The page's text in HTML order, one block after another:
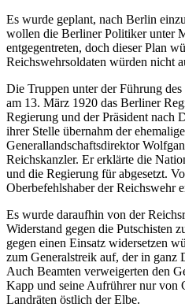
Es wurde geplant, nach Berlin
wollen die Berliner Politiker unter
entgegentreten, doch dieser Plan
Reichswehrsoldaten würden nicht
Die Truppen unter der Führung
am 13. März 1920 das Berliner
Regierung und der Präsident nach
ihrer Stelle übernahm der
Generallandschaftsdirektor
Reichskanzler. Er erklärte die
und die Regierung für abgesetzt.
Oberbefehlshaber der Reichswehr
Es wurde daraufhin von der
Widerstand gegen die Putschisten
gegen einen Einsatz widersetzen
zum Generalstreik auf, der in ganz
Auch Beamten verweigerten den
Kapp und seine Aufrührer nur von
Landräten östlich der Elbe.